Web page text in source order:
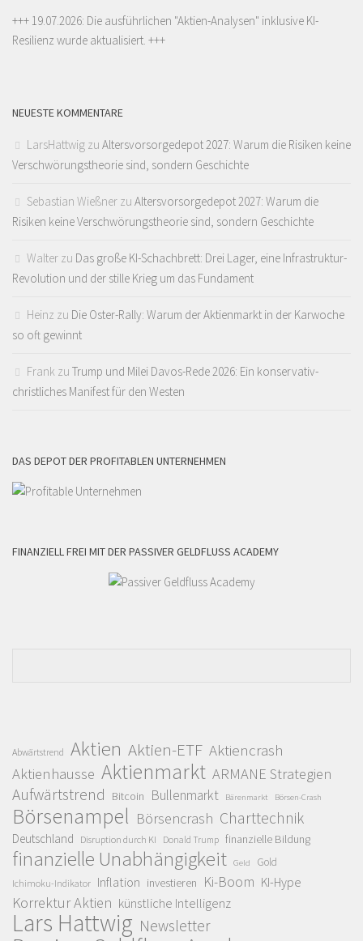
+++ 19.07.2026: Die ausführlichen "Aktien-Analysen" inklusive KI-
Resilienz wurde aktualisiert. +++
NEUESTE KOMMENTARE
LarsHattwig zu Altersvorsorgedepot 2027: Warum die Risiken keine
Verschwörungstheorie sind, sondern Geschichte
Sebastian Wießner zu Altersvorsorgedepot 2027: Warum die
Risiken keine Verschwörungstheorie sind, sondern Geschichte
Walter zu Das große KI-Schachbrett: Drei Lager, eine Infrastruktur-
Revolution und der stille Krieg um das Fundament
Heinz zu Die Oster-Rally: Warum der Aktienmarkt in der Karwoche
so oft gewinnt
Frank zu Trump und Milei Davos-Rede 2026: Ein konservativ-
christliches Manifest für den Westen
DAS DEPOT DER PROFITABLEN UNTERNEHMEN
FINANZIELL FREI MIT DER PASSIVER GELDFLUSS ACADEMY
Abwärtstrend Aktien Aktien-ETF Aktiencrash
Aktienhausse Aktienmarkt ARMANE Strategien
Aufwärtstrend Bitcoin Bullenmarkt Bärenmarkt Börsen-Crash
Börsenampel Börsencrash Charttechnik
Deutschland Disruption durch KI Donald Trump finanzielle Bildung
finanzielle Unabhängigkeit Geld Gold
Ichimoku-Indikator Inflation investieren Ki-Boom KI-Hype
Korrektur Aktien künstliche Intelligenz
Lars Hattwig Newsletter